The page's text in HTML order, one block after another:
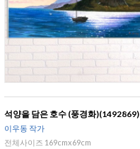
석양을 담은 호수 (풍경화)(1492869)
이우동 작가
전체사이즈 169cmx69cm